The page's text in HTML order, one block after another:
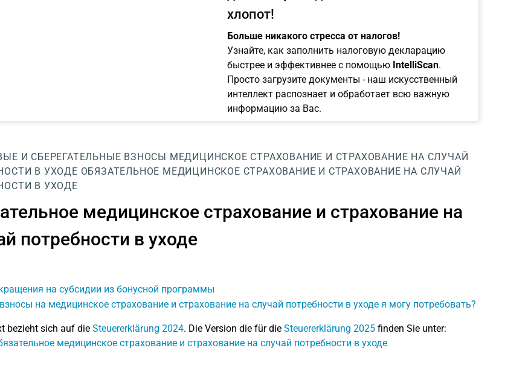
хлопот!
Больше никакого стресса от налогов!
Узнайте, как заполнить налоговую декларацию
быстрее и эффективнее с помощью IntelliScan.
Просто загрузите документы - наш искусственный
интеллект распознает и обработает всю важную
информацию за Вас.
И СБЕРЕГАТЕЛЬНЫЕ ВЗНОСЫ МЕДИЦИНСКОЕ СТРАХОВАНИЕ И СТРАХОВАНИЕ НА СЛУЧАЙ
В УХОДЕ ОБЯЗАТЕЛЬНОЕ МЕДИЦИНСКОЕ СТРАХОВАНИЕ И СТРАХОВАНИЕ НА СЛУЧАЙ
В УХОДЕ
медицинское страхование и страхование на
потребности в уходе
на субсидии из бонусной программы
на медицинское страхование и страхование на случай потребности в уходе я могу потребовать?
bezieht sich auf die Steuererklärung 2024. Die Version die für die Steuererklärung 2025finden Sie unter:
медицинское страхование и страхование на случай потребности в уходе